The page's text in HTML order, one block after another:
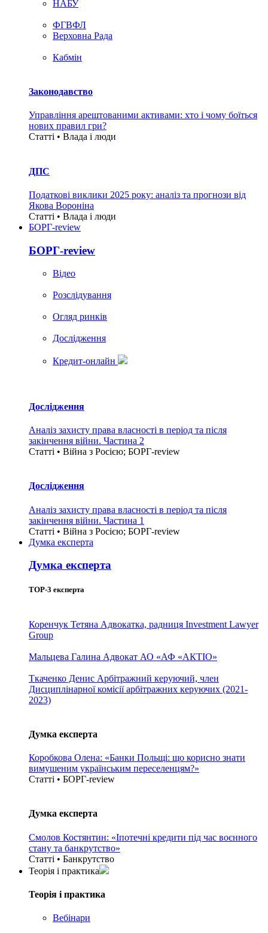
НАБУ
ФГВФЛ
Верховна Рада
Кабмін
Законодавство
Управління арештованими активами: хто і чому боїться
нових правил гри?
Статті • Влада i люди
ДПС
Податкові виклики 2025 року: аналіз та прогнози від
Якова Вороніна
Статті • Влада i люди
БОРГ-review
БОРГ-review
Вiдео
Розслідування
Огляд ринків
Дослідження
Кредит-онлайн
Дослідження
Аналіз захисту права власності в період та після
закінчення війни. Частина 2
Статті • Війна з Росією; БОРГ-review
Дослідження
Аналіз захисту права власності в період та після
закінчення війни. Частина 1
Статті • Війна з Росією; БОРГ-review
Думка експерта
Думка експерта
TOP-3 експерта
Коренчук Тетяна Адвокатка, радниця Investment Lawyer
Group
Мальцева Галина Адвокат АО «АФ «АКТІО»
Ткаченко Денис Арбітражний керуючий, член
Дисциплінарної комісії арбітражних керуючих (2021-
2023)
Думка експерта
Коробкова Олена: «Банки Польщі: що корисно знати
вимушеним українським переселенцям?»
Статті • БОРГ-review
Думка експерта
Смолов Костянтин: «Іпотечні кредити під час воєнного
стану та банкрутство»
Статті • Банкрутство
Теорія i практика
Теорія i практика
Вебінари